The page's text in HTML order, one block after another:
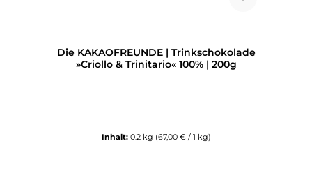
Die KAKAOFREUNDE | Trinkschokolade
»Criollo & Trinitario« 100% | 200g
Inhalt: 0.2 kg (67,00 € / 1 kg)